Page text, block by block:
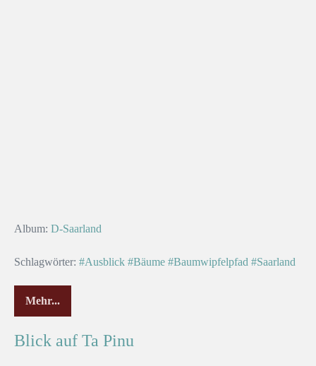
Album: D-Saarland
Schlagwörter: #Ausblick #Bäume #Baumwipfelpfad #Saarland
Mehr...
Blick auf Ta Pinu